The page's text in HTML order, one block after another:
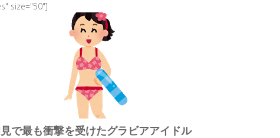
size="50"]
で最も衝撃を受けたグラビアアイドル